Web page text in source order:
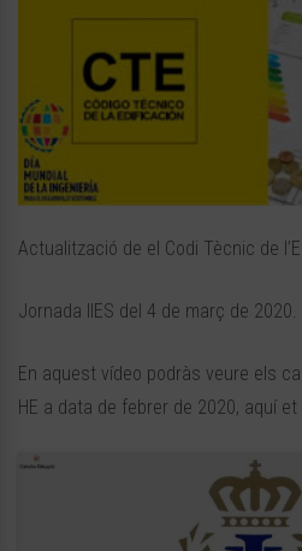
Actualització de el Codi Tècnic de
Jornada IIES del 4 de març de 2020.
En aquest vídeo podràs veure els
HE a data de febrer de 2020, aquí et